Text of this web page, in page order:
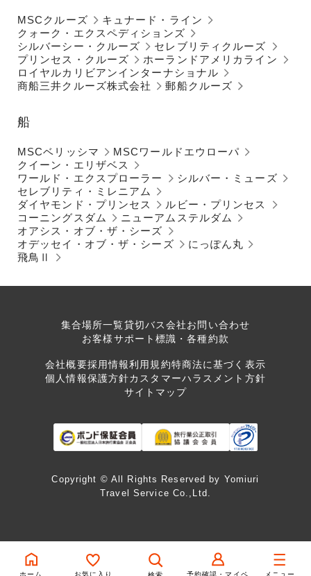
MSCクルーズ
キュナード・ライン
クォーク・エクスペディションズ
シルバーシー・クルーズ
セレブリティクルーズ
プリンセス・クルーズ
ホーランドアメリカライン
ロイヤルカリビアンインターナショナル
商船三井クルーズ株式会社
郵船クルーズ
船
MSCベリッシマ
MSCワールドエウローパ
クイーン・エリザベス
ワールド・エクスプローラー
シルバー・ミューズ
セレブリティ・ミレニアム
ダイヤモンド・プリンセス
ルビー・プリンセス
コーニングスダム
ニューアムステルダム
オアシス・オブ・ザ・シーズ
オデッセイ・オブ・ザ・シーズ
にっぽん丸
飛鳥Ⅱ
集合場所一覧貸切バス会社お問い合わせ
お客様サポート 標識・各種約款
会社概要採用情報利用規約特商法に基づく表示
個人情報保護方針カスタマーハラスメント方針
サイトマップ
Copyright © All Rights Reserved by Yomiuri
Travel Service Co.,Ltd.
ホーム お気に入り 予約確認・マイペ メニュー